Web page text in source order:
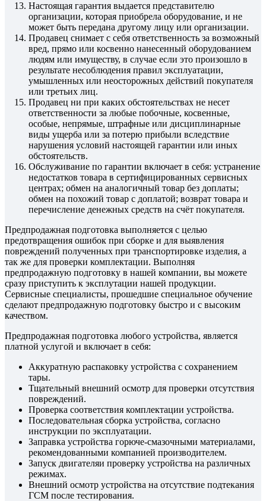
Настоящая гарантия выдается представителю
организации, которая приобрела оборудование, и не
может быть передана другому лицу или организации.
Продавец снимает с себя ответственность за возможный
вред, прямо или косвенно нанесенный оборудованием
людям или имуществу, в случае если это произошло в
результате несоблюдения правил эксплуатации,
умышленных или неосторожных действий покупателя
или третьих лиц.
Продавец ни при каких обстоятельствах не несет
ответственности за любые побочные, косвенные,
особые, непрямые, штрафные или дисциплинарные
виды ущерба или за потерю прибыли вследствие
нарушения условий настоящей гарантии или иных
обстоятельств.
Обслуживание по гарантии включает в себя: устранение
недостатков товара в сертифицированных сервисных
центрах; обмен на аналогичный товар без доплаты;
обмен на похожий товар с доплатой; возврат товара и
перечисление денежных средств на счёт покупателя.
Предпродажная подготовка выполняется с целью
предотвращения ошибок при сборке и для выявления
повреждений полученных при транспортировке изделия, а
так же для проверки комплектации. Выполняя
предпродажную подготовку в нашей компании, вы можете
сразу приступить к эксплутации нашей продукции.
Сервисные специалисты, прошедшие специальное обучение
сделают предпродажную подготовку быстро и с высоким
качеством.
Предпродажная подготовка любого устройства, является
платной услугой и включает в себя:
Аккуратную распаковку устройства с сохранением
тары.
Тщательный внешний осмотр для проверки отсутствия
повреждений.
Проверка соответствия комплектации устройства.
Последовательная сборка устройства, согласно
инструкции по эксплуатации.
Заправка устройства горюче-смазочными материалами,
рекомендованными компанией производителем.
Запуск двигателяи проверку устройства на различных
режимах.
Внешний осмотр устройства на отсутствие подтекания
ГСМ после тестирования.